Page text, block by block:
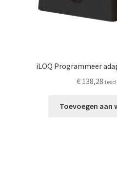
iLOQ Programmeer
€138,28
Toevoegen aan